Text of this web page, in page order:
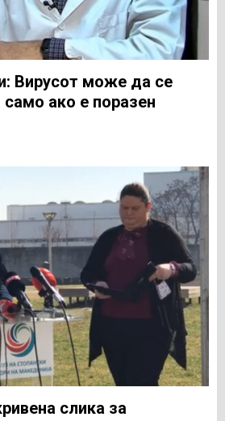
Вирусот може да се
ако е поразен
слика за